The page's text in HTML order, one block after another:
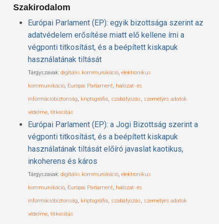
Szakirodalom
Európai Parlament (EP): egyik bizottsága szerint az
adatvédelem erősítése miatt elő kellene írni a
végponti titkosítást, és a beépített kiskapuk
használatának tiltását
Tárgyszavak: digitális kommunikáció, elektronikus
kommunikáció, Európai Parlament, hálózat- és
információbiztonság, kriptográfia, szabályozás, személyes adatok
védelme, titkosítás
Európai Parlament (EP): a Jogi Bizottság szerint a
végponti titkosítást, és a beépített kiskapuk
használatának tiltását előíró javaslat kaotikus,
inkoherens és káros
Tárgyszavak: digitális kommunikáció, elektronikus
kommunikáció, Európai Parlament, hálózat- és
információbiztonság, kriptográfia, szabályozás, személyes adatok
védelme, titkosítás